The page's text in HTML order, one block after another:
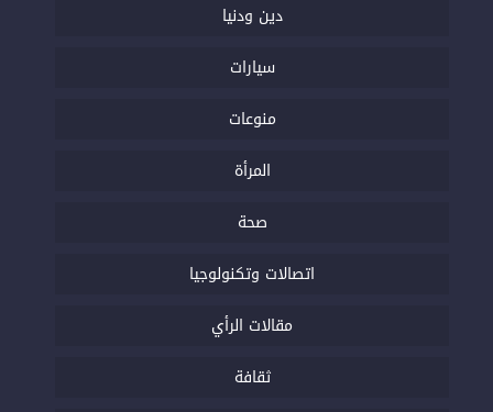
دين ودنيا
سيارات
منوعات
المرأة
صحة
اتصالات وتكنولوجيا
مقالات الرأي
ثقافة